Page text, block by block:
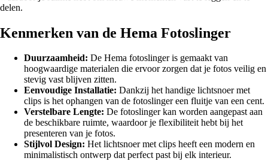
delen.
Kenmerken van de Hema Fotoslinger
Duurzaamheid: De Hema fotoslinger is gemaakt van
hoogwaardige materialen die ervoor zorgen dat je fotos veilig en
stevig vast blijven zitten.
Eenvoudige Installatie: Dankzij het handige lichtsnoer met
clips is het ophangen van de fotoslinger een fluitje van een cent.
Verstelbare Lengte: De fotoslinger kan worden aangepast aan
de beschikbare ruimte, waardoor je flexibiliteit hebt bij het
presenteren van je fotos.
Stijlvol Design: Het lichtsnoer met clips heeft een modern en
minimalistisch ontwerp dat perfect past bij elk interieur.